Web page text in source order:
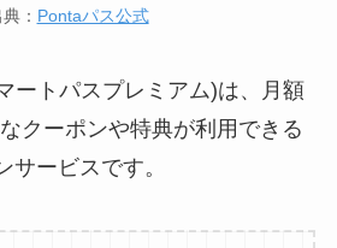
： Pontaパス公式
ートパスプレミアム)は、月額
クーポンや特典が利用できる
サービスです。